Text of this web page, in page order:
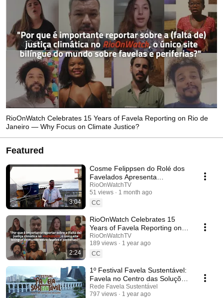
RioOnWatch Celebrates 15 Years of Favela Reporting on Rio de
Janeiro — Why Focus on Climate Justice?
Featured
3:04
Cosme Felippsen do Rolé dos
Favelados Apresenta
Performance Durante Visita
Guiada da Providência
RioOnWatchTV
51 views
1 month ago
CC
2:24
RioOnWatch Celebrates 15
Years of Favela Reporting on
Rio de Janeiro — Why Focus
on Climate Justice?
RioOnWatchTV
189 views
1 year ago
CC
1º Festival Favela Sustentável:
Favela no Centro das Soluções
—Saiba Como Foi 19/10/24
Rede Favela Sustentável
797 views
1 year ago